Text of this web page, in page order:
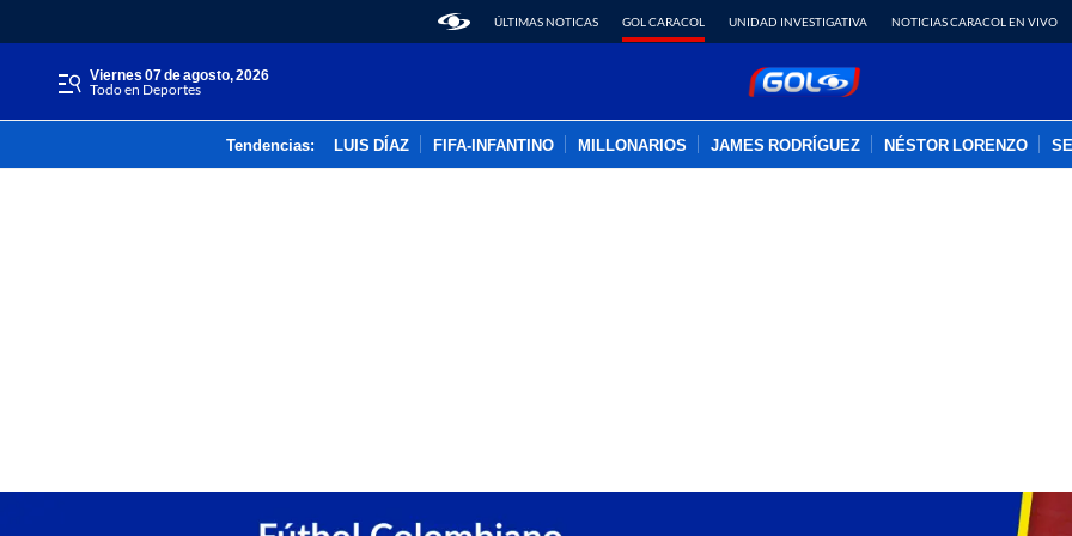
ÚLTIMAS NOTICAS GOL CARACOL UNIDAD INVESTIGATIVA NOTICIAS CARACOL EN VIVO
viernes 07 de agosto, 2026
Todo en Deportes
Tendencias: LUIS DÍAZ FIFA-INFANTINO MILLONARIOS JAMES RODRÍGUEZ NÉSTOR LORENZO